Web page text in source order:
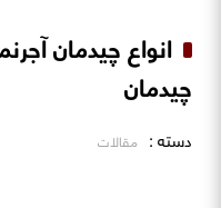
چیدمان
دسته : مقالات